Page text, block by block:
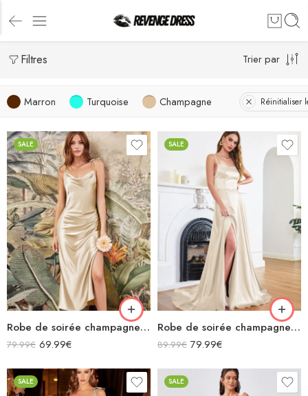
Filtres Trier par
Marron Turquoise Champagne Réinitialiser
SALE
Robe de soirée champagne en satin col bénitier mi longue fendue à bretelles sans manches
79.99€ 69.99€
SALE
Robe de soirée champagne en satin décolleté carré longue fendue sirène
89.99€ 79.99€
SALE SALE